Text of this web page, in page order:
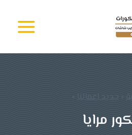
» جديد اعمالنا »
مرايا